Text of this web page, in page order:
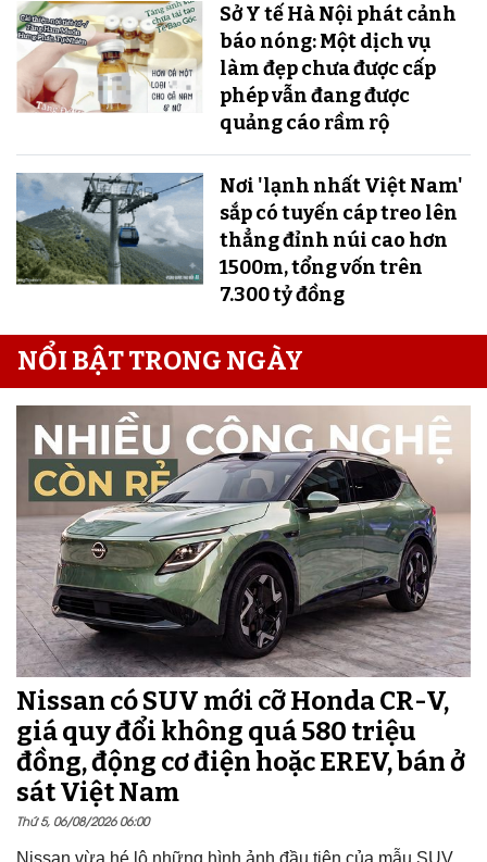
Sở Y tế Hà Nội phát cảnh
báo nóng: Một dịch vụ
làm đẹp chưa được cấp
phép vẫn đang được
quảng cáo rầm rộ
Nơi 'lạnh nhất Việt Nam'
sắp có tuyến cáp treo lên
thẳng đỉnh núi cao hơn
1500m, tổng vốn trên
7.300 tỷ đồng
NỔI BẬT TRONG NGÀY
Nissan có SUV mới cỡ Honda CR-V,
giá quy đổi không quá 580 triệu
đồng, động cơ điện hoặc EREV, bán ở
sát Việt Nam
Thứ 5, 06/08/2026 06:00